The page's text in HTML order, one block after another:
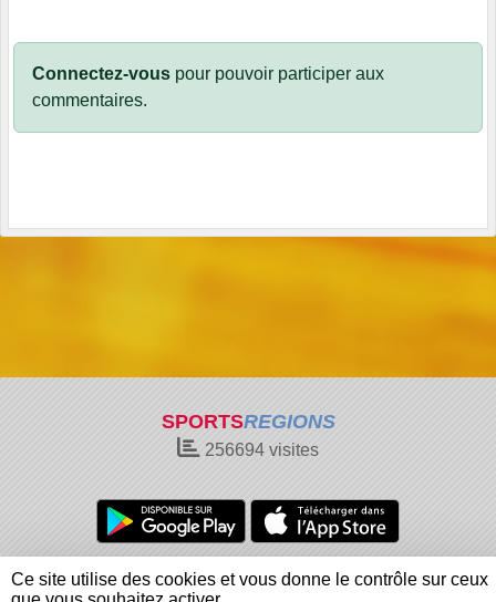
Connectez-vous pour pouvoir participer aux
commentaires.
SPORTSREGIONS
256694 visites
Charte cookies
Gestion des cookies
Informations légales
Signaler un contenu inapproprié
Ce site utilise des cookies et vous donne le contrôle sur ceux